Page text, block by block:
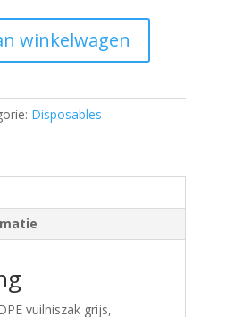
winkelwagen
Disposables
vuilniszak grijs,